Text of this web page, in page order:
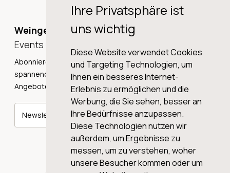
Ihre Privatsphäre ist
uns wichtig
Diese Website verwendet Cookies
und Targeting Technologien, um
Ihnen ein besseres Internet-
Erlebnis zu ermöglichen und die
Werbung, die Sie sehen, besser an
Ihre Bedürfnisse anzupassen.
Diese Technologien nutzen wir
außerdem, um Ergebnisse zu
messen, um zu verstehen, woher
unsere Besucher kommen oder um
Weingeschichten,
Events und Neuigkeiten!
Abonnieren Sie unseren Newsletter und erhalten Sie
spannende Weingeschichten, Neuigkeiten und tolle
Angebote direkt in Ihre Mailbox.
Newsletter abonnieren